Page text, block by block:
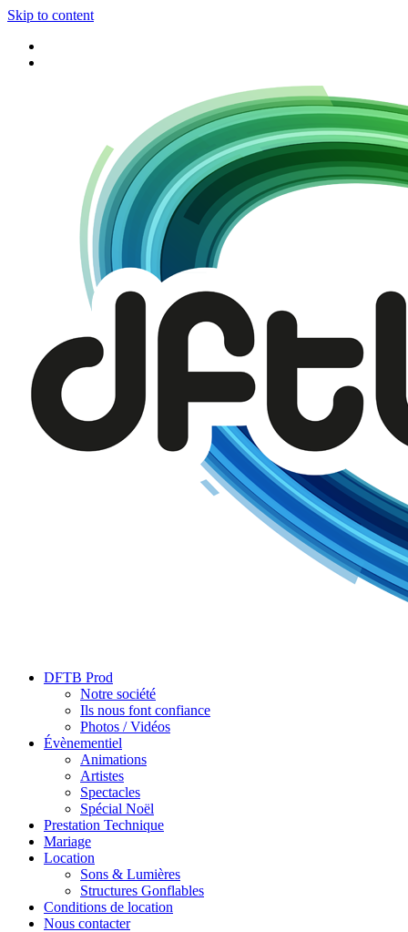
Skip to content
DFTB Prod
Notre société
Ils nous font confiance
Photos / Vidéos
Évènementiel
Animations
Artistes
Spectacles
Spécial Noël
Prestation Technique
Mariage
Location
Sons & Lumières
Structures Gonflables
Conditions de location
Nous contacter